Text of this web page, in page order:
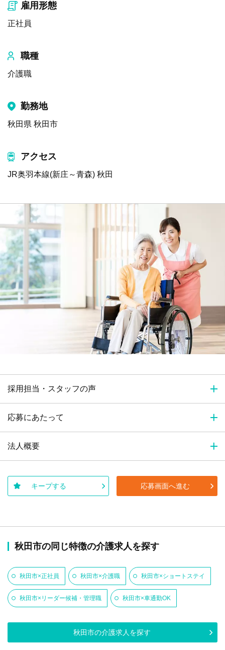
雇用形態
正社員
職種
介護職
勤務地
秋田県 秋田市
アクセス
JR奥羽本線(新庄～青森) 秋田
採用担当・スタッフの声
応募にあたって
法人概要
キープする 応募画面へ進む
秋田市の同じ特徴の介護求人を探す
秋田市×正社員 秋田市×介護職 秋田市×ショートステイ
秋田市×リーダー候補・管理職 秋田市×車通勤OK
秋田市の介護求人を探す